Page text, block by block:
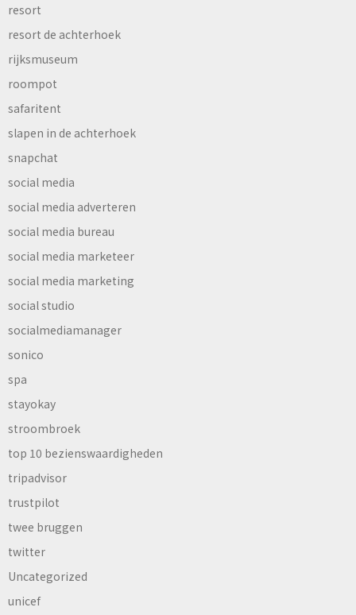
resort
resort de achterhoek
rijksmuseum
roompot
safaritent
slapen in de achterhoek
snapchat
social media
social media adverteren
social media bureau
social media marketeer
social media marketing
social studio
socialmediamanager
sonico
spa
stayokay
stroombroek
top 10 bezienswaardigheden
tripadvisor
trustpilot
twee bruggen
twitter
Uncategorized
unicef